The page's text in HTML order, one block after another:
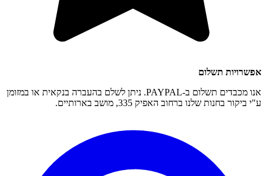
אפשרויות תשלום
אנו מכבדים תשלום ב-PAYPAL. ניתן לשלם בהעברה בנקאית או במזומן
ע"י ביקור בחנות שלנו ברחוב האפיק 335, מושב בארותיים.